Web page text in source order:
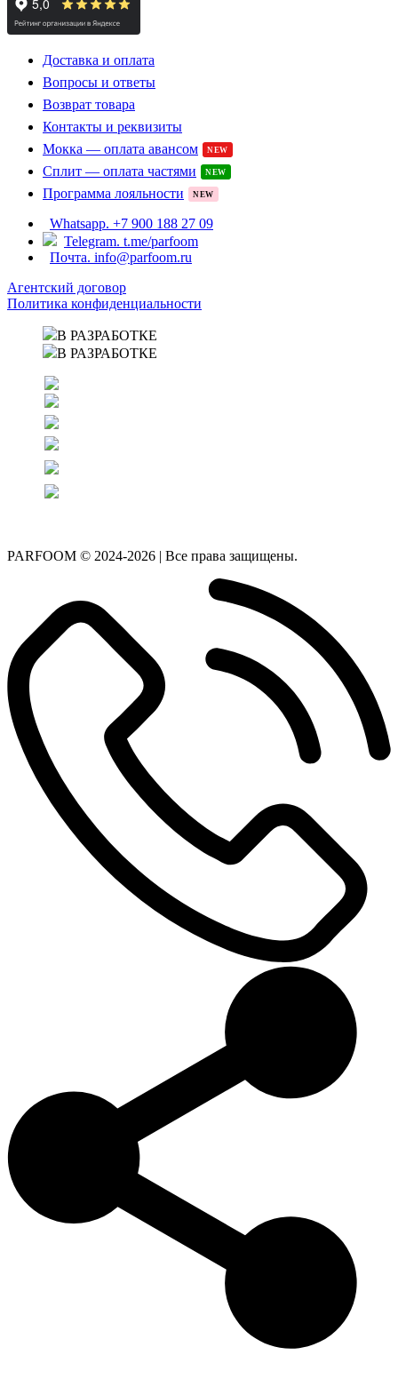
Доставка и оплата
Вопросы и ответы
Возврат товара
Контакты и реквизиты
Мокка — оплата авансом
NEW
Сплит — оплата частями NEW
Программа лояльности NEW
Whatsapp. +7 900 188 27 09
Telegram. t.me/parfoom
Почта. info@parfoom.ru
Агентский договор
Политика конфиденциальности
В РАЗРАБОТКЕ
В РАЗРАБОТКЕ
PARFOOM © 2024-2026 | Все права защищены.